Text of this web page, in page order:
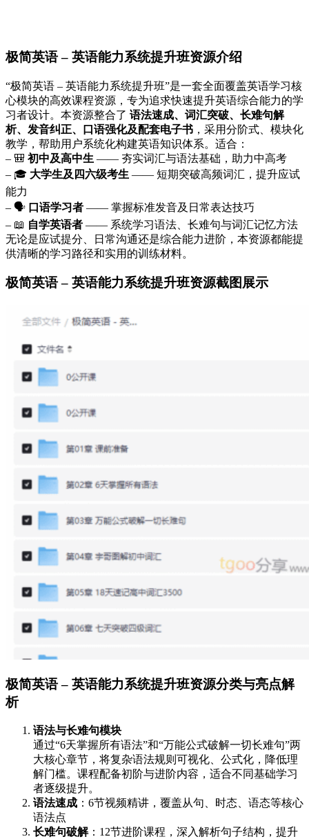
极简英语 – 英语能力系统提升班资源介绍
“极简英语 – 英语能力系统提升班”是一套全面覆盖英语学习核
心模块的高效课程资源，专为追求快速提升英语综合能力的学
习者设计。本资源整合了 语法速成、词汇突破、长难句解
析、发音纠正、口语强化及配套电子书 ，采用分阶式、模块化
教学，帮助用户系统化构建英语知识体系。适合：
– 🎒 初中及高中生 —— 夯实词汇与语法基础，助力中高考
– 🎓 大学生及四六级考生 —— 短期突破高频词汇，提升应试
能力
– 🗣️ 口语学习者 —— 掌握标准发音及日常表达技巧
– 📖 自学英语者 —— 系统学习语法、长难句与词汇记忆方法
无论是应试提分、日常沟通还是综合能力进阶，本资源都能提
供清晰的学习路径和实用的训练材料。
极简英语 – 英语能力系统提升班资源截图展示
极简英语 – 英语能力系统提升班资源分类与亮点解
析
语法与长难句模块
通过“6天掌握所有语法”和“万能公式破解一切长难句”两
大核心章节，将复杂语法规则可视化、公式化，降低理
解门槛。课程配备初阶与进阶内容，适合不同基础学习
者逐级提升。
语法速成 ：6节视频精讲，覆盖从句、时态、语态等核心
语法点
长难句破解：12节进阶课程，深入解析句子结构，提升